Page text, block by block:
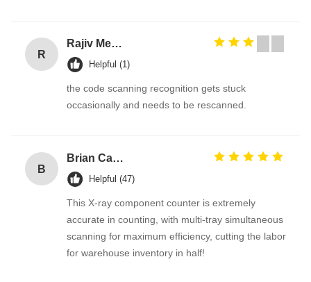
R
Rajiv Menon
Helpful (1)
the code scanning recognition gets stuck
occasionally and needs to be rescanned.
B
Brian Carter
Helpful (47)
This X-ray component counter is extremely
accurate in counting, with multi-tray simultaneous
scanning for maximum efficiency, cutting the labor
for warehouse inventory in half!